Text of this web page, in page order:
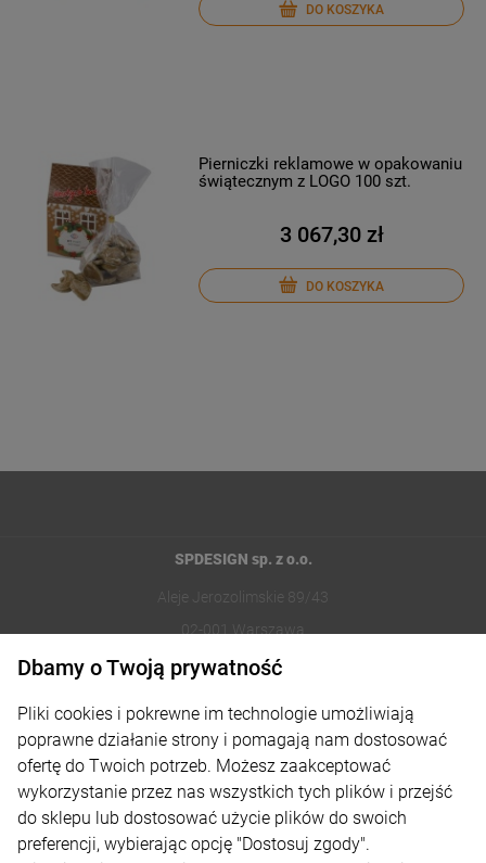
DO KOSZYKA
Pierniczki reklamowe w opakowaniu
świątecznym z LOGO 100 szt.
3 067,30 zł
DO KOSZYKA
SPDESIGN sp. z o.o.
Aleje Jerozolimskie 89/43
02-001 Warszawa
sklep@reklamydrukarnia.pl
Moje konto
Płatności i dostawa
Dbamy o Twoją prywatność
Pliki cookies i pokrewne im technologie umożliwiają
poprawne działanie strony i pomagają nam dostosować
ofertę do Twoich potrzeb. Możesz zaakceptować
wykorzystanie przez nas wszystkich tych plików i przejść
do sklepu lub dostosować użycie plików do swoich
preferencji, wybierając opcję "Dostosuj zgody".